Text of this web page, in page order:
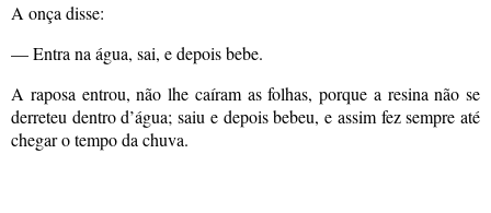
A onça disse:
— Entra na água, sai, e depois bebe.
A raposa entrou, não lhe caíram as folhas, porque a resina não se
derreteu dentro d’água; saiu e depois bebeu, e assim fez sempre até
chegar o tempo da chuva.